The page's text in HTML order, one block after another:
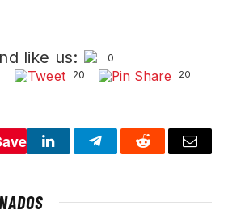
like us:
0
20 20
LinkedInTelegramReddit Email